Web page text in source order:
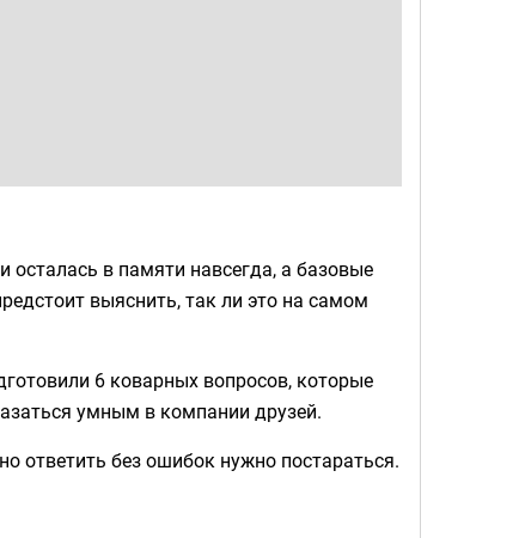
осталась в памяти навсегда, а базовые
выяснить, так ли это на самом
6 коварных вопросов, которые
умным в компании друзей.
ответить без ошибок нужно постараться.